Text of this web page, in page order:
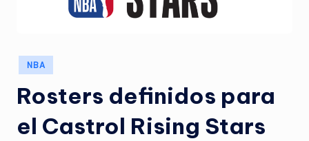
Publicado
en
NBA
Rosters definidos para
el Castrol Rising Stars